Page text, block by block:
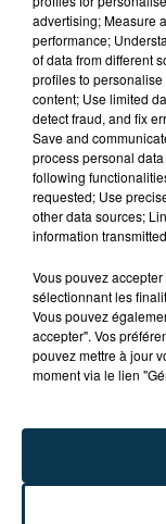
ARRÊTÉ POUR
advertising; Measure
performance;
of data from different
profiles to
content; Use limited
detect fraud, and fix
Save and
process personal
following
requested; Use
other data sources;
information
Vous pouvez
sélectionnant les
Vous pouvez
accepter". Vos
pouvez mettre à jour
moment via le lien